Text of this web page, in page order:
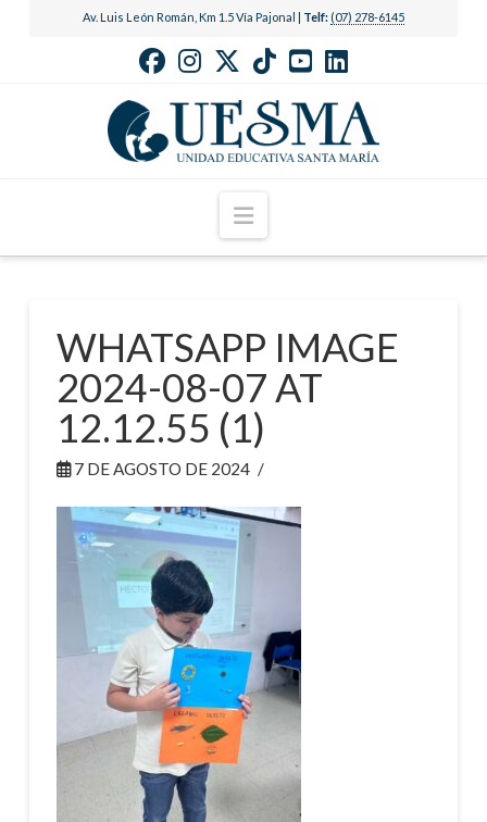
Av. Luis León Román, Km 1.5 Vía Pajonal | Telf: (07) 278-6145
Navigation
WHATSAPP IMAGE
2024-08-07 AT
12.12.55 (1)
7 DE AGOSTO DE 2024